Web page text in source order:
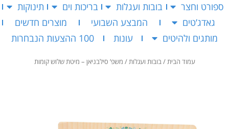
ספורט וחצר
בובות ועגלות בריכות וים
תינוקות
גאדג’טים
המבצע השבועי
מוצרים חדשים
מותגים ולהיטים
עונות 100 ההצעות הנבחרות
עמוד הבית/בובות ועגלות/ משפ’ סילבניאן – מיטת שלוש קומות